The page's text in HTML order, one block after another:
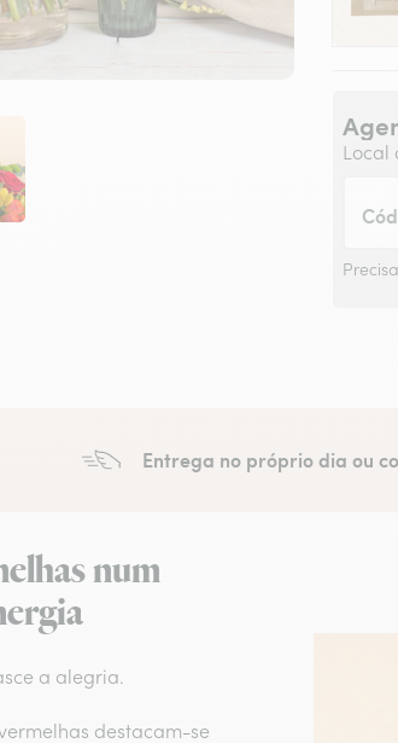
Local
Entrega no próprio dia ou
num
a alegria.
destacam-se